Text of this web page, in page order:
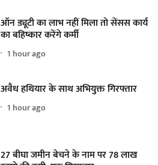
ऑन ड्यूटी का लाभ नहीं मिला तो सेंसस कार्य
का बहिष्कार करेंगे कर्मी
1 hour ago
अवैध हथियार के साथ अभियुक्त गिरफ्तार
1 hour ago
27 बीघा जमीन बेचने के नाम पर 78 लाख